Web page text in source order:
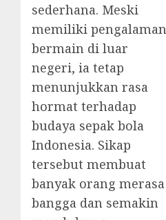
sederhana. Meski
memiliki pengalaman
bermain di luar
negeri, ia tetap
menunjukkan rasa
hormat terhadap
budaya sepak bola
Indonesia. Sikap
tersebut membuat
banyak orang merasa
bangga dan semakin